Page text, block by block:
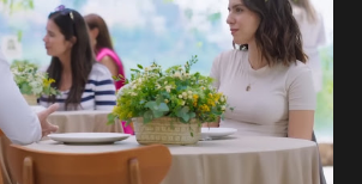
estudando e se orgulhando de
da família a ingressar na
uma personalidade muito alegre, é
a idade, determinada, criativa e
injustiças e é uma ótima amiga. Pode ser
quando decide fazer algo.